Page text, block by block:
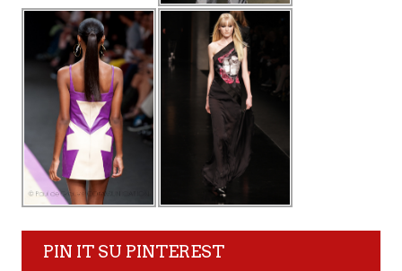
PIN IT SU PINTEREST